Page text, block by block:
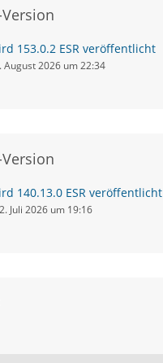
153.0.2 ESR veröffentlicht
August 2026 um 22:34
140.13.0 ESR veröffentlicht
Juli 2026 um 19:16